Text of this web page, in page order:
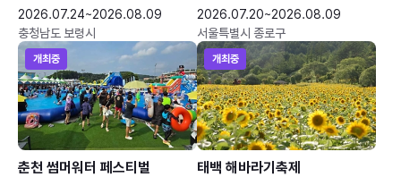
2026.07.24~2026.08.09
충청남도 보령시
2026.07.20~2026.08.09
서울특별시 종로구
개최중
춘천 썸머워터 페스티벌
개최중
태백 해바라기축제